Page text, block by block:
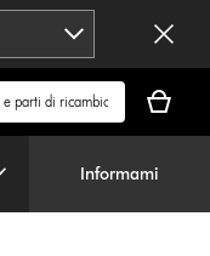
carrello
è
Informami